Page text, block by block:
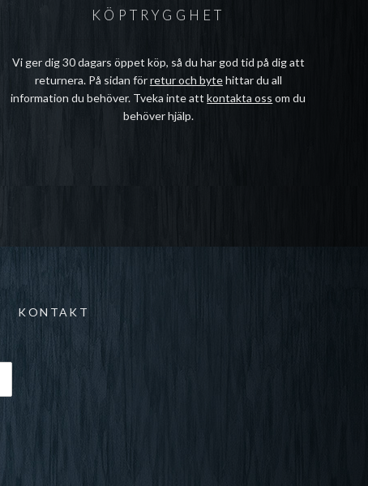
KÖPTRYGGHET
Vi ger dig 30 dagars öppet köp, så du har god tid på dig att
returnera. På sidan förretur och bytehittar du all
information du behöver. Tveka inte attkontakta oss om du
behöver hjälp.
KONTAKT